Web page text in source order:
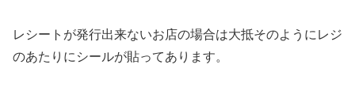
レシートが発行出来ないお店の場合は大抵そのようにレジ
のあたりにシールが貼ってあります。